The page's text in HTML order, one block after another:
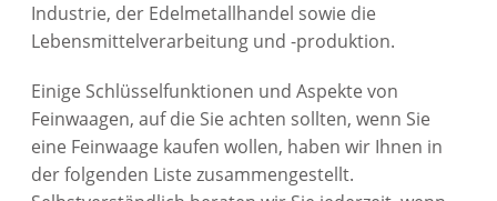
Industrie, der Edelmetallhandel sowie die
Lebensmittelverarbeitung und -produktion.
Einige Schlüsselfunktionen und Aspekte von
Feinwaagen, auf die Sie achten sollten, wenn Sie
eine Feinwaage kaufen wollen, haben wir Ihnen in
der folgenden Liste zusammengestellt.